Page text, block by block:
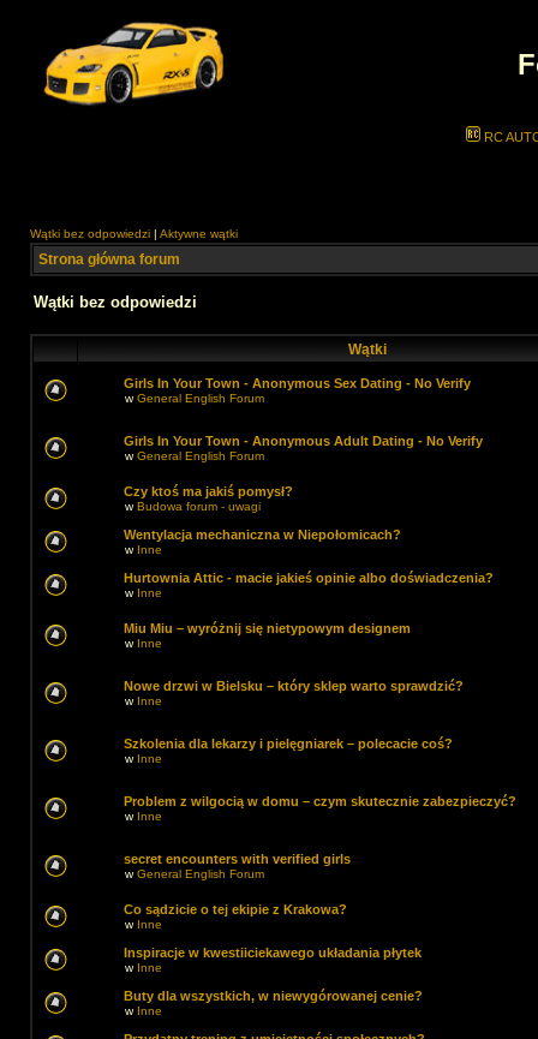
RC
Wątki bez odpowiedzi | Aktywne wątki
Strona główna forum
Wątki bez odpowiedzi
Wątki
Girls In Your Town - Anonymous Sex Dating - No Verify
wGeneral English Forum
Girls In Your Town - Anonymous Adult Dating - No Verify
wGeneral English Forum
Czy ktoś ma jakiś pomysł?
wBudowa forum - uwagi
Wentylacja mechaniczna w Niepołomicach?
w Inne
Hurtownia Attic - macie jakieś opinie albo doświadczenia?
w Inne
Miu Miu – wyróżnij się nietypowym designem
w Inne
Nowe drzwi w Bielsku – który sklep warto sprawdzić?
w Inne
Szkolenia dla lekarzy i pielęgniarek – polecacie coś?
w Inne
Problem z wilgocią w domu – czym skutecznie zabezpieczyć?
w Inne
secret encounters with verified girls
wGeneral English Forum
Co sądzicie o tej ekipie z Krakowa?
w Inne
Inspiracje w kwestiiciekawego układania płytek
w Inne
Buty dla wszystkich, w niewygórowanej cenie?
w Inne